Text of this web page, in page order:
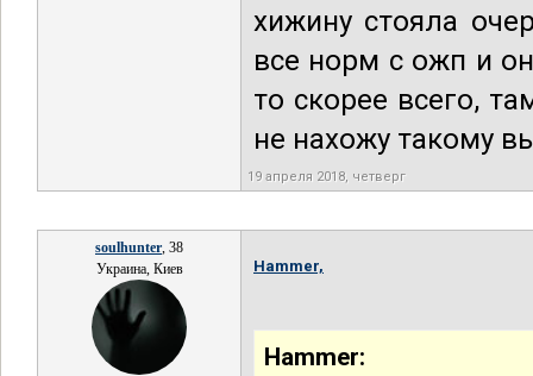
хижину стояла
все норм с ожп и
то скорее всего,
не нахожу такому
19 апреля 2018, четверг
soulhunter, 38
Украина, Киев
Hammer,
Hammer: